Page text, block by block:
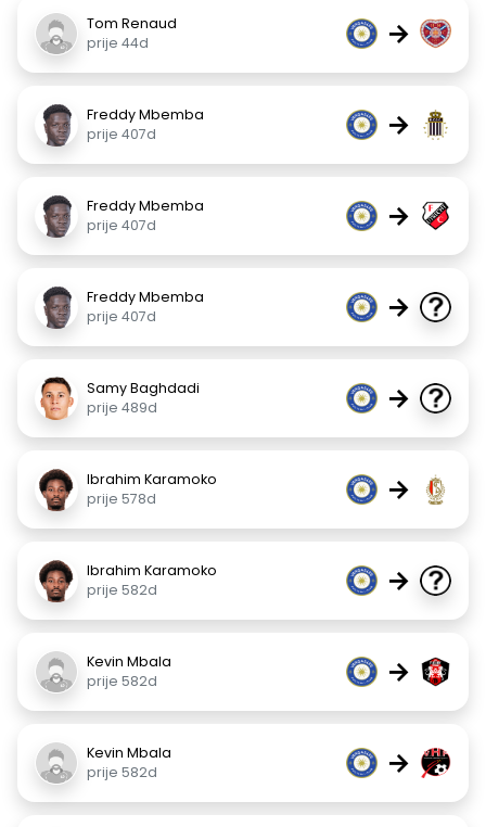
Tom Renaud
prije 44d
→
Freddy Mbemba
prije 407d
→
Freddy Mbemba
prije 407d
→
Freddy Mbemba
prije 407d
→
Samy Baghdadi
prije 489d
→
Ibrahim Karamoko
prije 578d
→
Ibrahim Karamoko
prije 582d
→
Kevin Mbala
prije 582d
→
Kevin Mbala
prije 582d
→